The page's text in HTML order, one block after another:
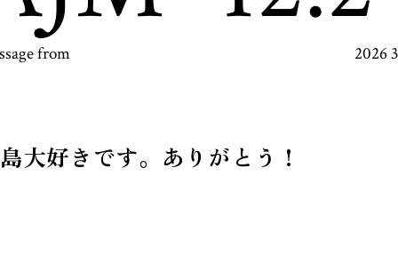
from 2026
大好きです。ありがとう！